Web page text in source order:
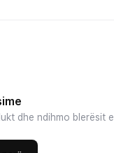
dhe ndihmo blerësit e